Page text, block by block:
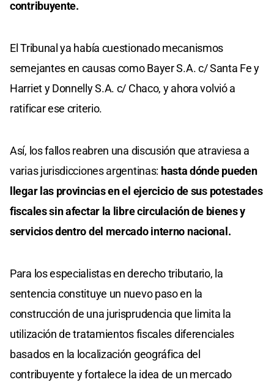
contribuyente.
El Tribunal ya había cuestionado mecanismos
semejantes en causas como Bayer S.A. c/ Santa Fe y
Harriet y Donnelly S.A. c/ Chaco, y ahora volvió a
ratificar ese criterio.
Así, los fallos reabren una discusión que atraviesa a
varias jurisdicciones argentinas: hasta dónde pueden
llegar las provincias en el ejercicio de sus potestades
fiscales sin afectar la libre circulación de bienes y
servicios dentro del mercado interno nacional.
Para los especialistas en derecho tributario, la
sentencia constituye un nuevo paso en la
construcción de una jurisprudencia que limita la
utilización de tratamientos fiscales diferenciales
basados en la localización geográfica del
contribuyente y fortalece la idea de un mercado